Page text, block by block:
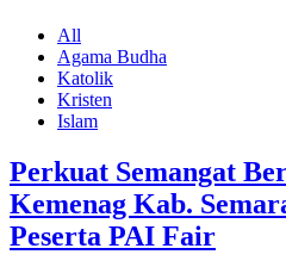
All
Agama Budha
Katolik
Kristen
Islam
Perkuat Semangat
Kemenag Kab.
Peserta PAI Fair